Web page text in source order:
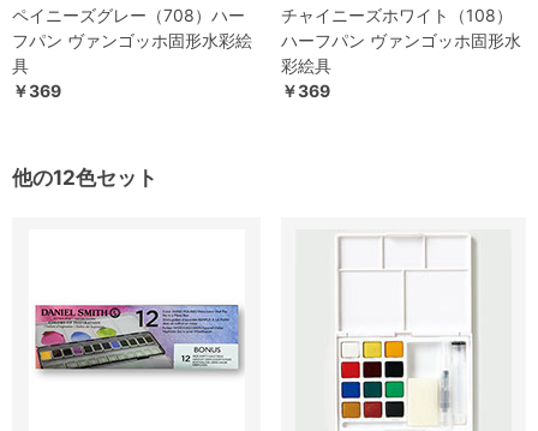
ペイニーズグレー（708）ハー
フパン ヴァンゴッホ固形水彩絵
具
￥369
チャイニーズホワイト（108）
ハーフパン ヴァンゴッホ固形水
彩絵具
￥369
他の12色セット